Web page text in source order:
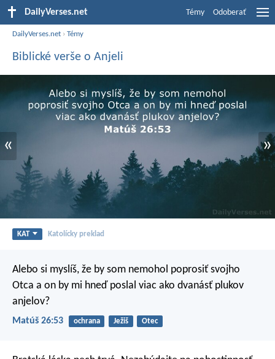
DailyVerses.net Témy Odoberať
DailyVerses.net ›Témy
Biblické verše o Anjeli
« »
KAT Katolícky preklad
Alebo si myslíš, že by som nemohol poprosiť svojho
Otca a on by mi hneď poslal viac ako dvanásť plukov
anjelov?
Matúš 26:53 ochrana Ježiš Otec